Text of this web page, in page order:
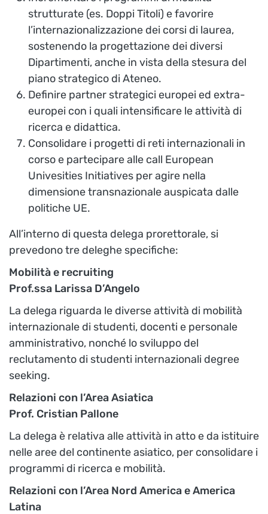
strutturate (es. Doppi Titoli) e favorire
l’internazionalizzazione dei corsi di laurea,
sostenendo la progettazione dei diversi
Dipartimenti, anche in vista della stesura del
piano strategico di Ateneo.
Definire partner strategici europei ed extra-
europei con i quali intensificare le attività di
ricerca e didattica.
Consolidare i progetti di reti internazionali in
corso e partecipare alle call European
Univesities Initiatives per agire nella
dimensione transnazionale auspicata dalle
politiche UE.
All’interno di questa delega prorettorale, si
prevedono tre deleghe specifiche:
Mobilità e recruiting
Prof.ssa Larissa D’Angelo
La delega riguarda le diverse attività di mobilità
internazionale di studenti, docenti e personale
amministrativo, nonché lo sviluppo del
reclutamento di studenti internazionali degree
seeking.
Relazioni con l’Area Asiatica
Prof. Cristian Pallone
La delega è relativa alle attività in atto e da istituire
nelle aree del continente asiatico, per consolidare i
programmi di ricerca e mobilità.
Relazioni con l’Area Nord America e America
Latina